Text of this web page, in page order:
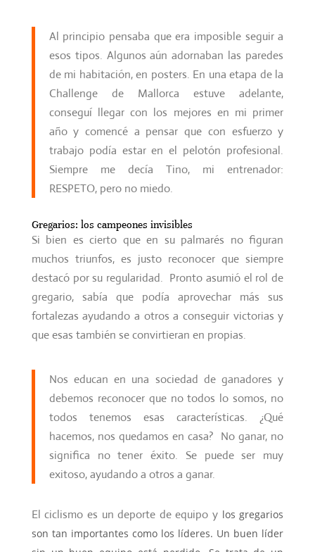
Al principio pensaba que era imposible seguir a
esos tipos. Algunos aún adornaban las paredes
de mi habitación, en posters. En una etapa de la
Challenge de Mallorca estuve adelante,
conseguí llegar con los mejores en mi primer
año y comencé a pensar que con esfuerzo y
trabajo podía estar en el pelotón profesional.
Siempre me decía Tino, mi entrenador:
RESPETO, pero no miedo.
Gregarios: los campeones invisibles
Si bien es cierto que en su palmarés no figuran
muchos triunfos, es justo reconocer que siempre
destacó por su regularidad. Pronto asumió el rol de
gregario, sabía que podía aprovechar más sus
fortalezas ayudando a otros a conseguir victorias y
que esas también se convirtieran en propias.
Nos educan en una sociedad de ganadores y
debemos reconocer que no todos lo somos, no
todos tenemos esas características. ¿Qué
hacemos, nos quedamos en casa? No ganar, no
significa no tener éxito. Se puede ser muy
exitoso, ayudando a otros a ganar.
El ciclismo es un deporte de equipo y los gregarios
son tan importantes como los líderes. Un buen líder